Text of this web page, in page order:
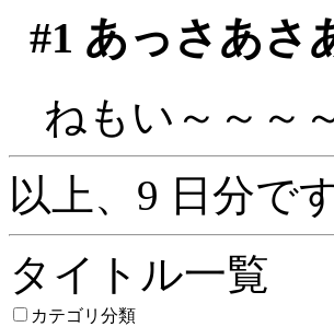
#1 あっさあさ
ねもい～～～
以上、9 日分です
タイトル一覧
カテゴリ分類